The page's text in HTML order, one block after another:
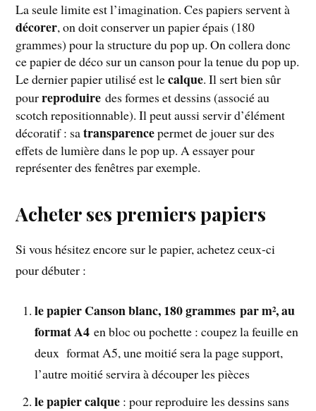
La seule limite est l’imagination. Ces papiers servent à
décorer, on doit conserver un papier épais (180
grammes) pour la structure du pop up. On collera donc
ce papier de déco sur un canson pour la tenue du pop up.
Le dernier papier utilisé est lecalque. Il sert bien sûr
pourreproduiredes formes et dessins (associé au
scotch repositionnable). Il peut aussi servir d’élément
décoratif : satransparencepermet de jouer sur des
effets de lumière dans le pop up. A essayer pour
représenter des fenêtres par exemple.
Acheter ses premiers papiers
Si vous hésitez encore sur le papier, achetez ceux-ci
pour débuter :
le papier Canson blanc, 180 grammes par m², au
format A4 en bloc ou pochette : coupez la feuille en
deux format A5, une moitié sera la page support,
l’autre moitié servira à découper les pièces
le papier calque : pour reproduire les dessins sans